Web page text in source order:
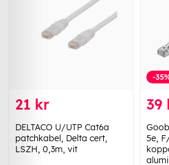
21 kr
DELTACO U/UTP Cat6a
patchkabel, Delta cert,
LSZH, 0,3m, vit
-
39
5e,